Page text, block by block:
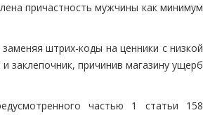
причастность мужчины как минимум
штрих-коды на ценники с низкой
заклепочник, причинив магазину ущерб
частью 1 статьи 158